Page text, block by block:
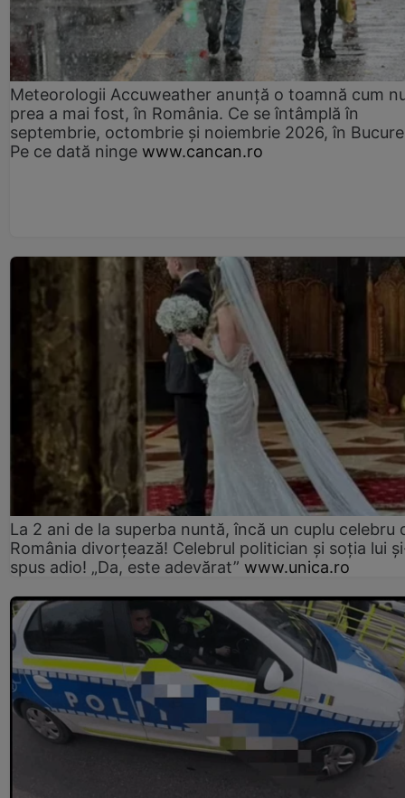
Meteorologii Accuweather anunță o toamnă cum
prea a mai fost, în România. Ce se întâmplă în
septembrie, octombrie și noiembrie 2026, în
Pe ce dată ninge www.cancan.ro
La 2 ani de la superba nuntă, încă un cuplu celebru
România divorțează! Celebrul politician și soția lui
spus adio! „Da, este adevărat” www.unica.ro